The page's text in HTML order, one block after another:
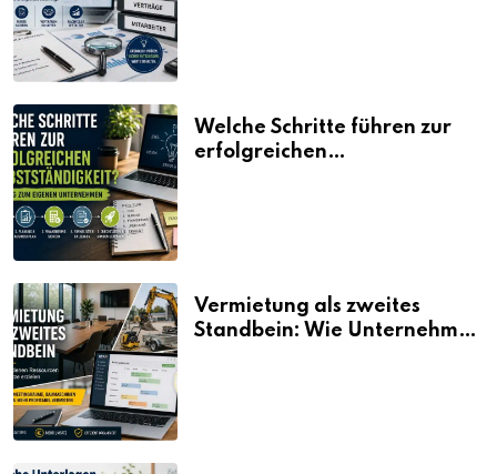
Welche Schritte führen zur
erfolgreichen
Vermietung als zweites
Standbein: Wie Unternehmen